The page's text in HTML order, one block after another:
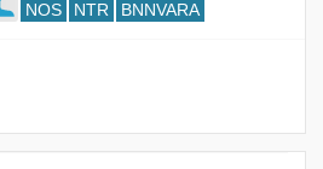
NOS
NTR BNNVARA